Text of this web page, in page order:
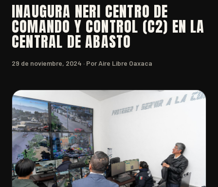
INAUGURA NERI CENTRO DE
COMANDO Y CONTROL (C2) EN LA
CENTRAL DE ABASTO
29 de noviembre, 2024 · Por Aire Libre Oaxaca